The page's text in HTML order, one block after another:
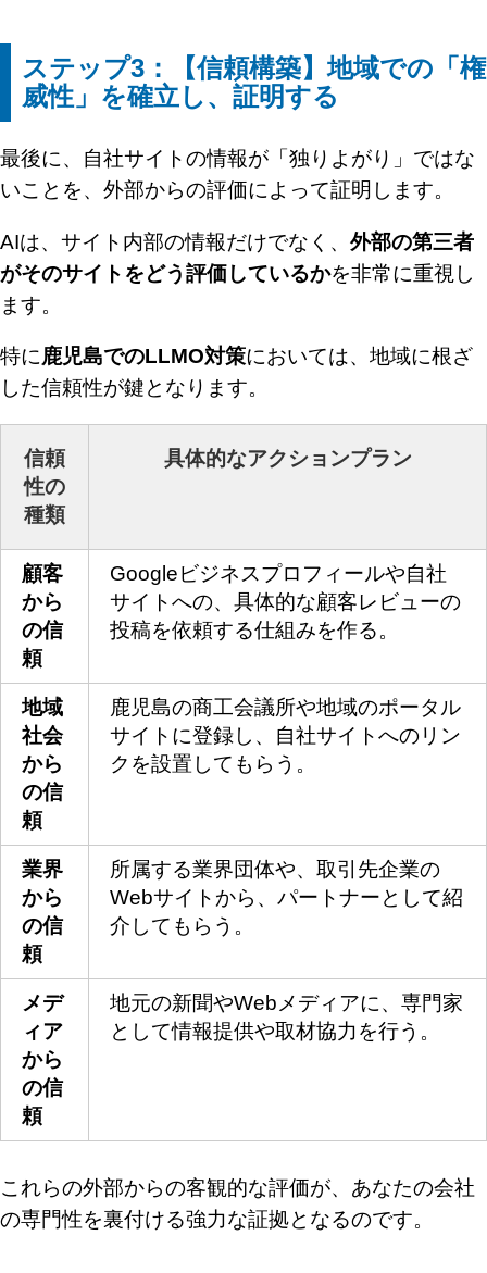
ステップ3：【信頼構築】地域での「権
威性」を確立し、証明する
最後に、自社サイトの情報が「独りよがり」ではな
いことを、外部からの評価によって証明します。
AIは、サイト内部の情報だけでなく、 外部の第三者
がそのサイトをどう評価しているかを非常に重視し
ます。
特に鹿児島でのLLMO対策においては、地域に根ざ
した信頼性が鍵となります。
信頼
性の
種類
具体的なアクションプラン
顧客
から
の信
頼
Googleビジネスプロフィールや自社
サイトへの、具体的な顧客レビューの
投稿を依頼する仕組みを作る。
地域
社会
から
の信
頼
鹿児島の商工会議所や地域のポータル
サイトに登録し、自社サイトへのリン
クを設置してもらう。
業界
から
の信
頼
所属する業界団体や、取引先企業の
Webサイトから、パートナーとして紹
介してもらう。
メデ
ィア
から
の信
頼
地元の新聞やWebメディアに、専門家
として情報提供や取材協力を行う。
これらの外部からの客観的な評価が、あなたの会社
の専門性を裏付ける強力な証拠となるのです。